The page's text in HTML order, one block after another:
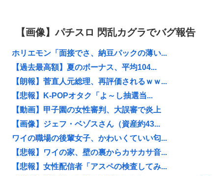
【画像】パチスロ 閃乱カグラでバグ報告
ホリエモン「面接でさ、納豆パックの薄い...
【過去最高額】夏のボーナス、平均104...
【朗報】菅直人元総理、再評価されるｗｗ...
【悲報】K-POPオタク「よ～し抽選当...
【動画】甲子園の女性審判、大誤審で炎上
【画像】ジェフ・ベゾスさん（資産約43...
ワイの職場の後輩女子、かわいくていい匂...
【悲報】ワイの家、壁の裏からカサカサ音...
【悲報】女性配信者「アスペの検査してみ...